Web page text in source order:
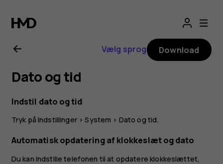
Brugervejledning
til
Nokia
G21
Vælg sprog Download
Dato og tid
Indstil dato og tid
Tryk påIndstillinger>System > Dato og tid.
Automatisk opdatering af klokkeslæt og dato
Du kan indstille telefonen til at opdatere klokkeslættet,